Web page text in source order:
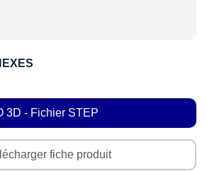
3D - Fichier STEP
fiche produit